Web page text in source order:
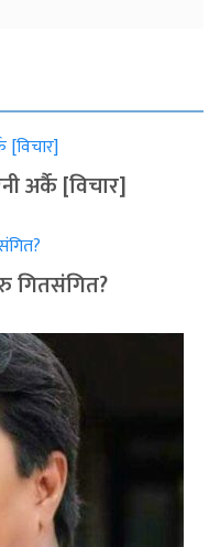
अर्कै [विचार]
गितसंगित?